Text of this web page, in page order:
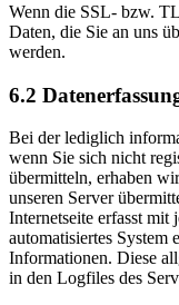
Wenn die SSL- bzw.
Daten, die Sie an uns
werden.
6.2
Bei der lediglich
wenn Sie sich nicht
übermitteln, erhaben
unseren Server
Internetseite erfasst mit
automatisiertes System
Informationen. Diese
in den Logfiles des